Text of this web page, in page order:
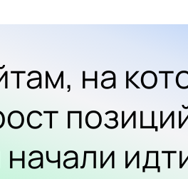
на